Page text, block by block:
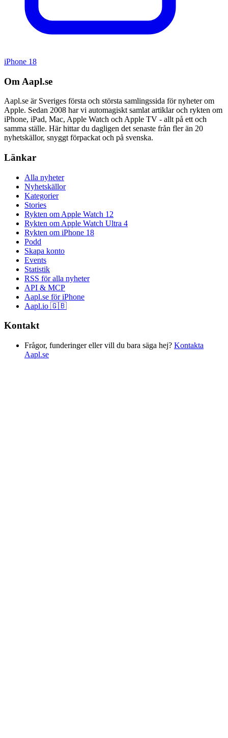
iPhone 18
Om Aapl.se
Aapl.se är Sveriges första och största samlingssida för nyheter om
Apple. Sedan 2008 har vi automagiskt samlat artiklar och rykten om
iPhone, iPad, Mac, Apple Watch och Apple TV - allt på ett och
samma ställe. Här hittar du dagligen det senaste från fler än 20
nyhetskällor, snyggt förpackat och på svenska.
Länkar
Alla nyheter
Nyhetskällor
Kategorier
Stories
Rykten om Apple Watch 12
Rykten om Apple Watch Ultra 4
Rykten om iPhone 18
Podd
Skapa konto
Events
Statistik
RSS för alla nyheter
API & MCP
Aapl.se för iPhone
Aapl.io 🇬🇧
Kontakt
Frågor, funderinger eller vill du bara säga hej? Kontakta
Aapl.se